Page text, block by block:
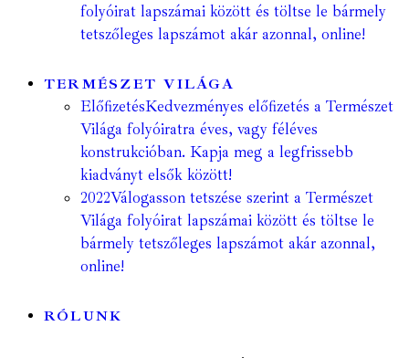
folyóirat lapszámai között és töltse le bármely
tetszőleges lapszámot akár azonnal, online!
TERMÉSZET VILÁGA
ElőfizetésKedvezményes előfizetés a Természet
Világa folyóiratra éves, vagy féléves
konstrukcióban. Kapja meg a legfrissebb
kiadványt elsők között!
2022Válogasson tetszése szerint a Természet
Világa folyóirat lapszámai között és töltse le
bármely tetszőleges lapszámot akár azonnal,
online!
RÓLUNK